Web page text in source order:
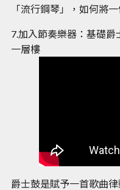
「流行鋼琴」，如何將
7.加入節奏樂器：基礎
一層樓
爵士鼓是賦予一首歌曲